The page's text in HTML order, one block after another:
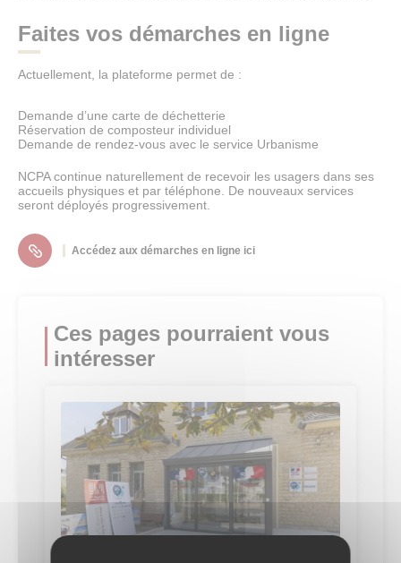
Faites vos démarches en ligne
Actuellement, la plateforme permet de :
Demande d’une carte de déchetterie
Réservation de composteur individuel
Demande de rendez-vous avec le service Urbanisme
NCPA continue naturellement de recevoir les usagers dans ses
accueils physiques et par téléphone. De nouveaux services
seront déployés progressivement.
Accédez aux démarches en ligne ici
Ces pages pourraient vous
intéresser